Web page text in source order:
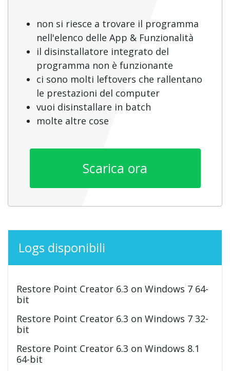
non si riesce a trovare il programma
nell'elenco delle App & Funzionalità
il disinstallatore integrato del
programma non è funzionante
ci sono molti leftovers che rallentano
le prestazioni del computer
vuoi disinstallare in batch
molte altre cose
Scarica ora
Logs disponibili
Restore Point Creator 6.3 on Windows 7 64-
bit
Restore Point Creator 6.3 on Windows 7 32-
bit
Restore Point Creator 6.3 on Windows 8.1
64-bit